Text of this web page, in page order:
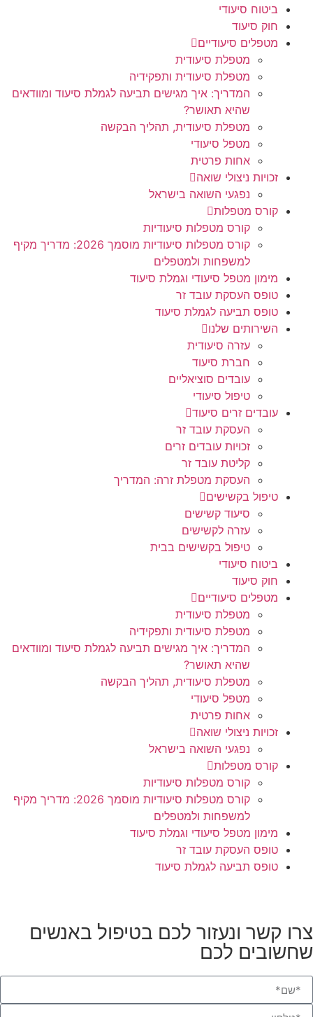
ביטוח סיעודי
חוק סיעוד
מטפלים סיעודיים
מטפלת סיעודית
מטפלת סיעודית ותפקידיה
המדריך: איך מגישים תביעה לגמלת סיעוד ומוודאים
שהיא תאושר?
מטפלת סיעודית, תהליך הבקשה
מטפל סיעודי
אחות פרטית
זכויות ניצולי שואה
נפגעי השואה בישראל
קורס מטפלות
קורס מטפלות סיעודיות
קורס מטפלות סיעודיות מוסמך 2026: מדריך מקיף
למשפחות ולמטפלים
מימון מטפל סיעודי וגמלת סיעוד
טופס העסקת עובד זר
טופס תביעה לגמלת סיעוד
השירותים שלנו
עזרה סיעודית
חברת סיעוד
עובדים סוציאליים
טיפול סיעודי
עובדים זרים סיעוד
העסקת עובד זר
זכויות עובדים זרים
קליטת עובד זר
העסקת מטפלת זרה: המדריך
טיפול בקשישים
סיעוד קשישים
עזרה לקשישים
טיפול בקשישים בבית
ביטוח סיעודי
חוק סיעוד
מטפלים סיעודיים
מטפלת סיעודית
מטפלת סיעודית ותפקידיה
המדריך: איך מגישים תביעה לגמלת סיעוד ומוודאים
שהיא תאושר?
מטפלת סיעודית, תהליך הבקשה
מטפל סיעודי
אחות פרטית
זכויות ניצולי שואה
נפגעי השואה בישראל
קורס מטפלות
קורס מטפלות סיעודיות
קורס מטפלות סיעודיות מוסמך 2026: מדריך מקיף
למשפחות ולמטפלים
מימון מטפל סיעודי וגמלת סיעוד
טופס העסקת עובד זר
טופס תביעה לגמלת סיעוד
קשר ונעזור לכם בטיפול באנשים
לכם